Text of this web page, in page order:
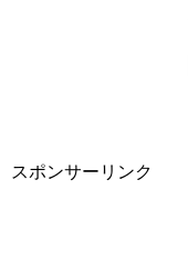
スポンサーリンク